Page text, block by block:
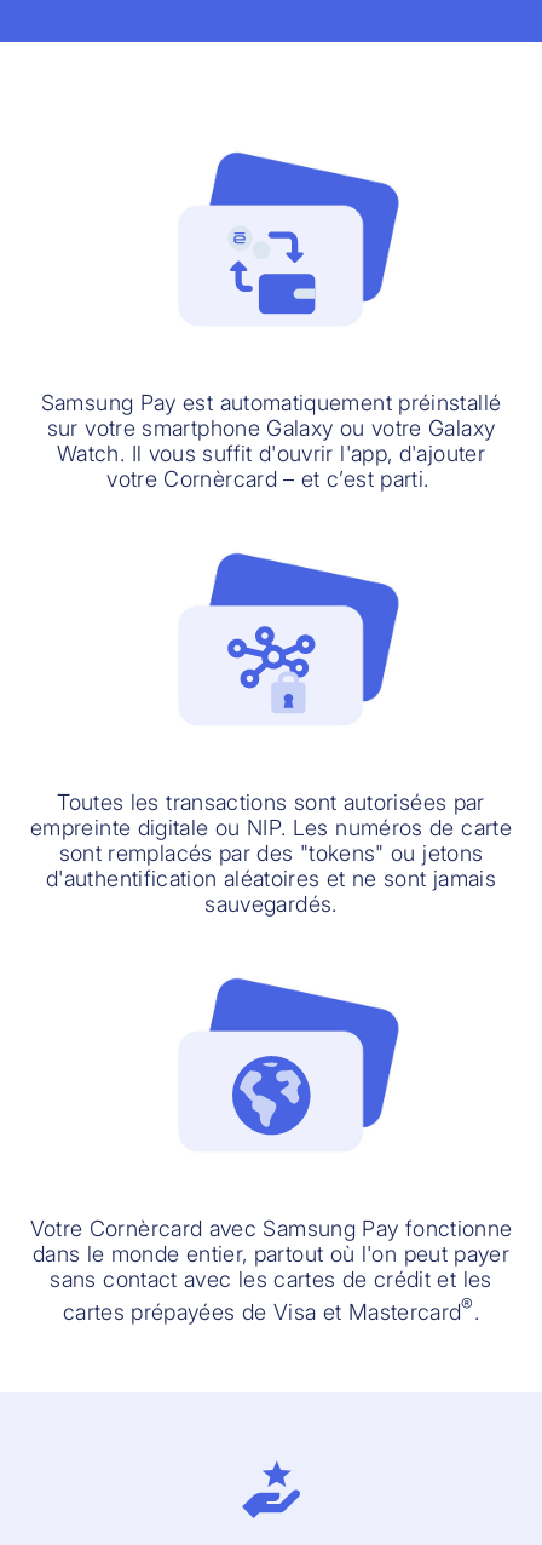
Samsung Pay est automatiquement préinstallé
sur votre smartphone Galaxy ou votre Galaxy
Watch. Il vous suffit d'ouvrir l'app, d'ajouter
votre Cornèrcard – et c’est parti.
Toutes les transactions sont autorisées par
empreinte digitale ou NIP. Les numéros de carte
sont remplacés par des "tokens" ou jetons
d'authentification aléatoires et ne sont jamais
sauvegardés.
Votre Cornèrcard avec Samsung Pay fonctionne
dans le monde entier, partout où l'on peut payer
sans contact avec les cartes de crédit et les
cartes prépayées de Visa et Mastercard®.